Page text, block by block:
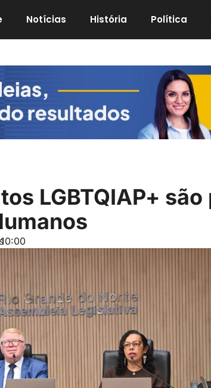
Notícias História Política
LGBTQIAP+ são
10:00